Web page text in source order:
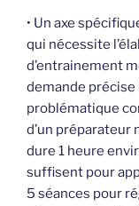
• Un axe
qui nécessite
d’entrainement
demande
problématique
d’un préparateur
dure 1 heure
suffisent pour
5 séances pour